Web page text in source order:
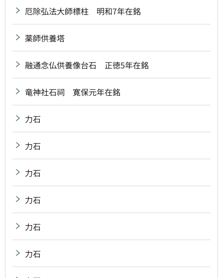
厄除弘法大師標柱 明和7年在銘
薬師供養塔
融通念仏供養像台石 正徳5年在銘
竜神社石祠 寛保元年在銘
力石
力石
力石
力石
力石
力石